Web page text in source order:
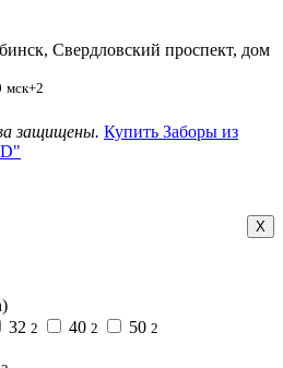
Свердловский проспект, дом
мск+2
защищены. Купить Заборы из
Х
32 2 40 2 50 2